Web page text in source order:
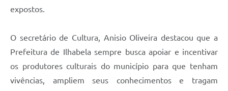
expostos.
O secretário de Cultura, Anisio Oliveira destacou que a
Prefeitura de Ilhabela sempre busca apoiar e incentivar
os produtores culturais do município para que tenham
vivências, ampliem seus conhecimentos e tragam